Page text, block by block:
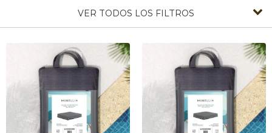
VER TODOS LOS FILTROS